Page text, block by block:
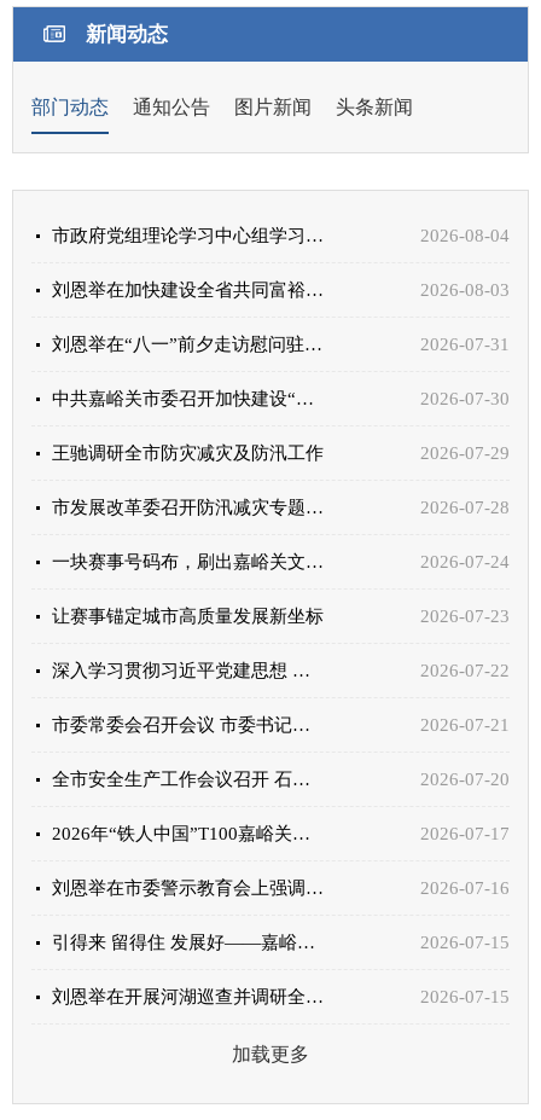
新闻动态
部门动态 通知公告 图片新闻 头条新闻
市政府党组理论学习中心组学习会举行 王驰主持并讲话 2026-08-04
刘恩举在加快建设全省共同富裕先行区专责组工作推进会上强调：以长久之功加压奋进克难攻坚 推动全省共... 2026-08-03
刘恩举在“八一”前夕走访慰问驻嘉部队和优抚对象时强调 大力传承和弘扬军爱民民拥军优良传统 军地携... 2026-07-31
中共嘉峪关市委召开加快建设“两区一城一地”专题协商座谈会 刘恩举主持并讲话 贾福祥出席 2026-07-30
王驰调研全市防灾减灾及防汛工作 2026-07-29
市发展改革委召开防汛减灾专题会议 2026-07-28
一块赛事号码布，刷出嘉峪关文旅融合“新高度” 2026-07-24
让赛事锚定城市高质量发展新坐标 2026-07-23
深入学习贯彻习近平党建思想 为中国式现代化嘉峪关实践提供坚强政治保证 2026-07-22
市委常委会召开会议 市委书记刘恩举主持 传达学习习近平总书记重要讲话重要指示精神 研究我市贯彻意... 2026-07-21
全市安全生产工作会议召开 石峰主持并讲话 2026-07-20
2026年“铁人中国”T100嘉峪关公开赛暨“中国体育彩票杯”中国·嘉峪关第十七届国际铁人三项赛... 2026-07-17
刘恩举在市委警示教育会上强调 坚守纪律底线 永葆实干本色 奋力谱写全市“十五五”高质量发展新篇章 2026-07-16
引得来 留得住 发展好——嘉峪关市悉心做好企业全生命周期服务 2026-07-15
刘恩举在开展河湖巡查并调研全市防汛抗旱工作时强调 树牢底线思维极限思维 坚持防汛抗旱两手抓 全力... 2026-07-15
加载更多